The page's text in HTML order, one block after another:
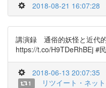
2018-08-21 16:07:28
講演録 通俗的妖怪と近代
https://t.co/H9TDeRhBEj #
2018-06-13 20:07:35
1 リツイート・ネッ